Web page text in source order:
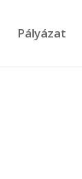
Pályázat